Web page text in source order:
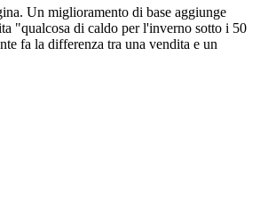
Un miglioramento di base aggiunge
"qualcosa di caldo per l'inverno sotto i 50
fa la differenza tra una vendita e un